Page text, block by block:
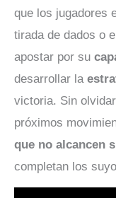
que los jugadores
tirada de dados o
apostar por su
desarrollar la
victoria. Sin
próximos
que no alcancen
completan los